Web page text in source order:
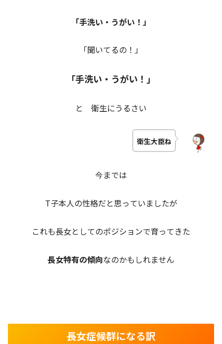
「手洗い・うがい！」
「聞いてるの！」
「手洗い・うがい！」
と 衛生にうるさい
衛生大臣ね
今までは
T子本人の性格だと思っていましたが
これも長女としてのポジションで育ってきた
長女特有の傾向なのかもしれません
長女症候群になる訳